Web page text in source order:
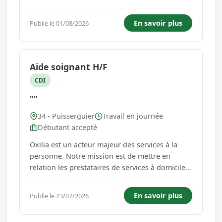
préventif, éducatif et d'accompagnement. Vos
missions : Favoriser le développement
psychomoteu, aménager les ...
Publie le 01/08/2026 En savoir plus
Aide soignant H/F
CDI
""
34 - Puisserguier
Travail en journée
Débutant accepté
Oxilia est un acteur majeur des services à la
personne. Notre mission est de mettre en
relation les prestataires de services à domicile
de prise en charge au domicile. Oxilia vous
propose cette offre d'emploi à pourv...
Publie le 23/07/2026 En savoir plus